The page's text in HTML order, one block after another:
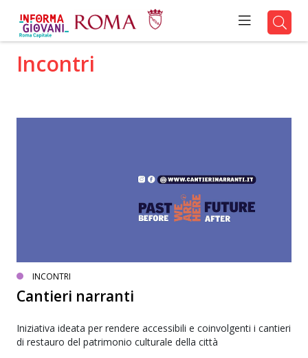
Incontri
INCONTRI
Cantieri narranti
Iniziativa ideata per rendere accessibili e coinvolgenti i cantieri
di restauro del patrimonio culturale della città